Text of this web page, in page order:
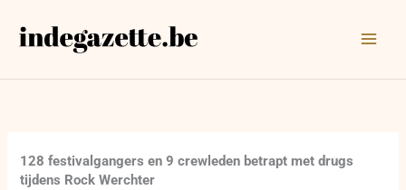
naar
128 festivalgangers en 9 crewleden betrapt met drugs
tijdens Rock Werchter